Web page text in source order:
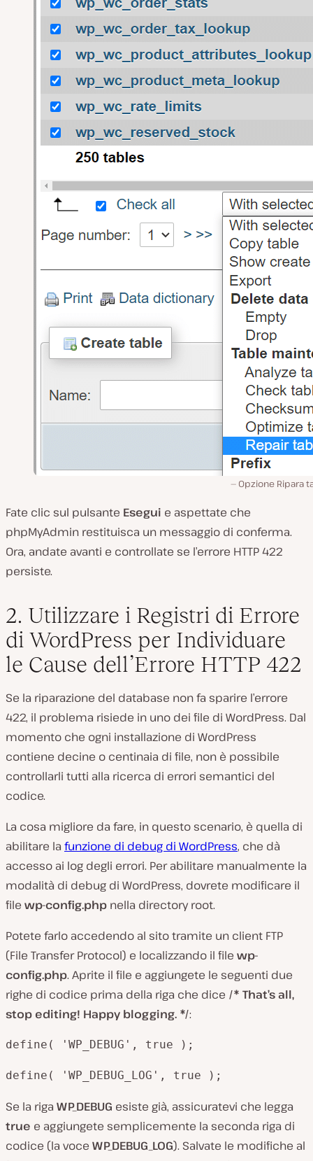
Opzione Ripara
Fate clic sul pulsante Esegui e aspettate che
phpMyAdmin restituisca un messaggio di conferma.
Ora, andate avanti e controllate se l’errore HTTP 422
persiste.
2. Utilizzare i Registri di Errore
di WordPress per Individuare
le Cause dell’Errore HTTP 422
Se la riparazione del database non fa sparire l’errore
422, il problema risiede in uno dei file di WordPress. Dal
momento che ogni installazione di WordPress
contiene decine o centinaia di file, non è possibile
controllarli tutti alla ricerca di errori semantici del
codice.
La cosa migliore da fare, in questo scenario, è quella di
abilitare la funzione di debug di WordPress, che dà
accesso ai log degli errori. Per abilitare manualmente la
modalità di debug di WordPress, dovrete modificare il
file wp-config.php nella directory root.
Potete farlo accedendo al sito tramite un client FTP
(File Transfer Protocol) e localizzando il file wp-
config.php. Aprite il file e aggiungete le seguenti due
righe di codice prima della riga che dice /* That’s all,
stop editing! Happy blogging. */:
define( 'WP_DEBUG', true );
define( 'WP_DEBUG_LOG', true );
Se la riga WP_DEBUG esiste già, assicuratevi che legga
true e aggiungete semplicemente la seconda riga di
codice (la voce WP_DEBUG_LOG). Salvate le modifiche al